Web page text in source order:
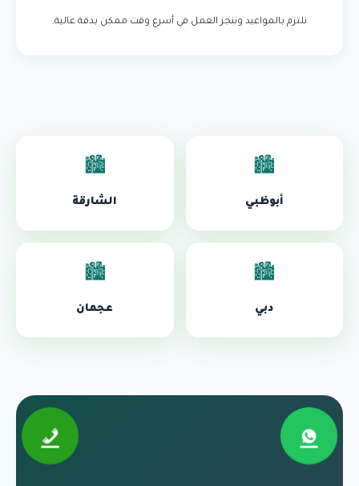
نلتزم بالمواعيد وننجز العمل في أسرع وقت ممكن بدقة عالية.
🏙️
أبوظبي
🏙️
الشارقة
🏙️
دبي
🏙️
عجمان